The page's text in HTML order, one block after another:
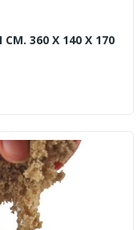
CM. 360 X 140 X 170